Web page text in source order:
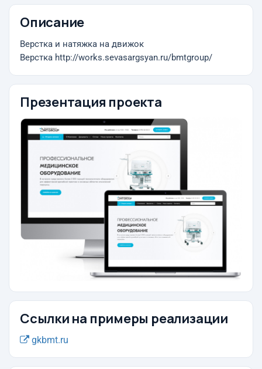
Описание
Верстка и натяжка на движок
Верстка http://works.sevasargsyan.ru/bmtgroup/
Презентация проекта
Ссылки на примеры реализации
gkbmt.ru